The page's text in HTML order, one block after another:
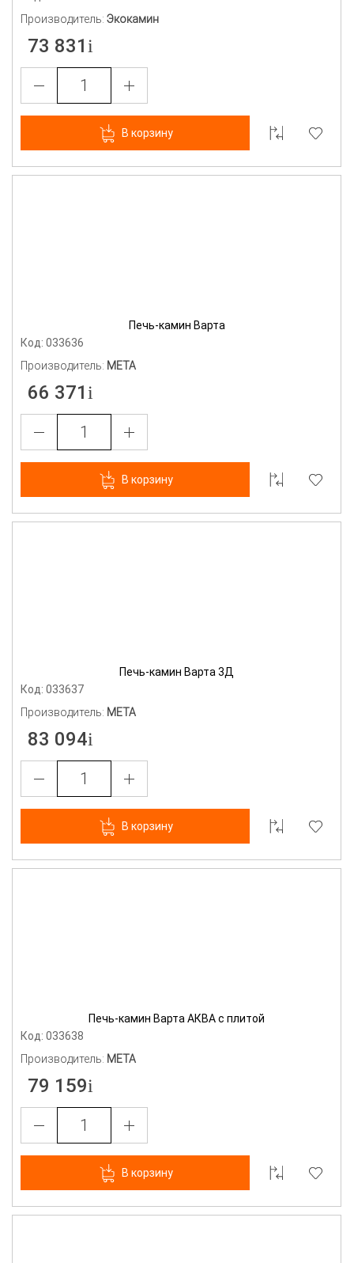
Производитель: Экокамин
73 831
В корзину
Печь-камин Варта
Код: 033636
Производитель: МЕТА
66 371
В корзину
Печь-камин Варта 3Д
Код: 033637
Производитель: МЕТА
83 094
В корзину
Печь-камин Варта АКВА с плитой
Код: 033638
Производитель: МЕТА
79 159
В корзину